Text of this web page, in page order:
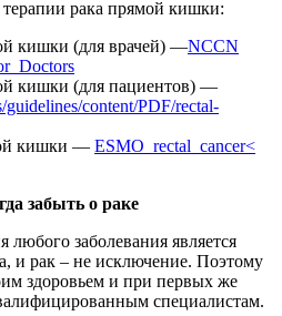
рака прямой кишки:
кишки (для врачей) —NCCN
кишки (для пациентов) —
content/PDF/rectal-
кишки — ESMO_rectal_cancer<
забыть о раке
любого заболевания является
и рак – не исключение. Поэтому
здоровьем и при первых же
специалистам.